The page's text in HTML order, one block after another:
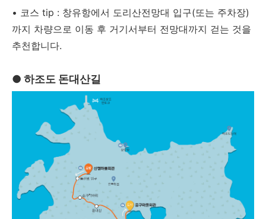
• 코스 tip : 창유항에서 도리산전망대 입구(또는 주차장)
까지 차량으로 이동 후 거기서부터 전망대까지 걷는 것을
추천합니다.
● 하조도 돈대산길